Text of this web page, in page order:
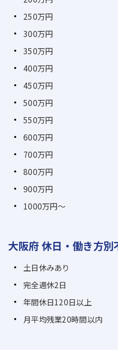
250万円
300万円
350万円
400万円
450万円
500万円
550万円
600万円
700万円
800万円
900万円
1000万円～
大阪府 休日・働き方別
土日休みあり
完全週休2日
年間休日120日以上
月平均残業20時間以内